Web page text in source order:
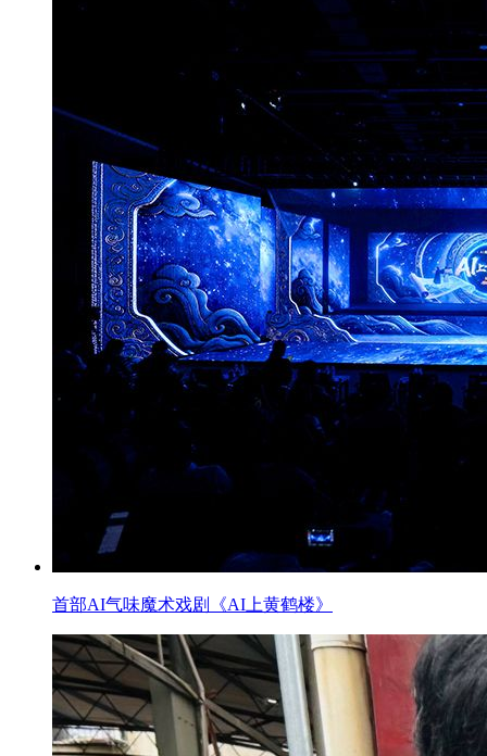
首部AI气味魔术戏剧《AI上黄鹤楼》